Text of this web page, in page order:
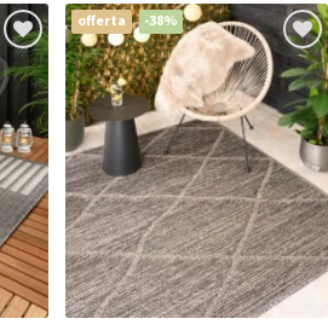
offerta -38%